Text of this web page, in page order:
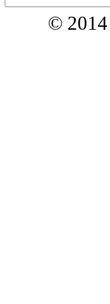
©